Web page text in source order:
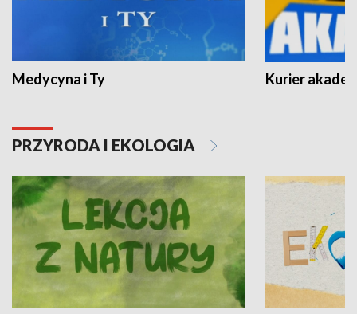
Medycyna i Ty Kurier
PRZYRODA I EKOLOGIA